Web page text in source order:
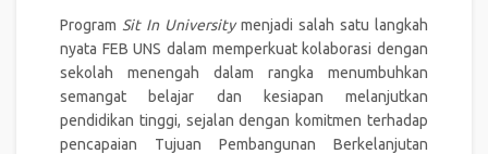
Program Sit In Universitymenjadi salah satu langkah
nyata FEB UNS dalam memperkuat kolaborasi dengan
sekolah menengah dalam rangka menumbuhkan
semangat belajar dan kesiapan melanjutkan
pendidikan tinggi, sejalan dengan komitmen terhadap
pencapaian Tujuan Pembangunan Berkelanjutan